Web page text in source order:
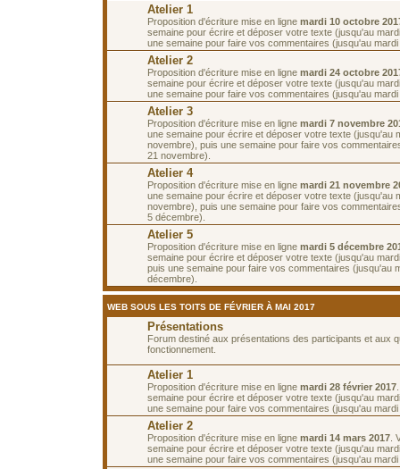
Atelier 1
Proposition d'écriture mise en ligne mardi 10 octobre
semaine pour écrire et déposer votre texte (jusqu'au
une semaine pour faire vos commentaires (jusqu'au
Atelier 2
Proposition d'écriture mise en ligne mardi 24 octobre
semaine pour écrire et déposer votre texte (jusqu'au
une semaine pour faire vos commentaires (jusqu'au
Atelier 3
Proposition d'écriture mise en ligne mardi 7 novembre
une semaine pour écrire et déposer votre texte (jusqu'au
novembre), puis une semaine pour faire vos
21 novembre).
Atelier 4
Proposition d'écriture mise en ligne mardi 21 novembre
une semaine pour écrire et déposer votre texte (jusqu'au
novembre), puis une semaine pour faire vos
5 décembre).
Atelier 5
Proposition d'écriture mise en ligne mardi 5 décembre
semaine pour écrire et déposer votre texte (jusqu'au
puis une semaine pour faire vos commentaires (jusqu'au
décembre).
WEB SOUS LES TOITS DE FÉVRIER À MAI 2017
Présentations
Forum destiné aux présentations des participants et aux
fonctionnement.
Atelier 1
Proposition d'écriture mise en ligne mardi 28 février 2017
semaine pour écrire et déposer votre texte (jusqu'au
une semaine pour faire vos commentaires (jusqu'au
Atelier 2
Proposition d'écriture mise en ligne mardi 14 mars 2017 .
semaine pour écrire et déposer votre texte (jusqu'au
une semaine pour faire vos commentaires (jusqu'au